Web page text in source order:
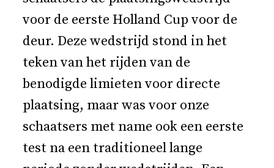
voor de eerste Holland Cup voor de
deur. Deze wedstrijd stond in het
teken van het rijden van de
benodigde limieten voor directe
plaatsing, maar was voor onze
schaatsers met name ook een eerste
test na een traditioneel lange